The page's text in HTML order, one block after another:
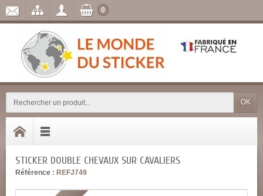
OK
0
STICKER DOUBLE CHEVAUX SUR CAVALIERS
Référence : REFJ749